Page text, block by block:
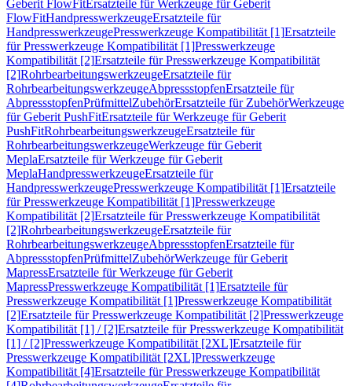
Geberit FlowFitErsatzteile für Werkzeuge für Geberit
FlowFitHandpresswerkzeugeErsatzteile für
HandpresswerkzeugePresswerkzeuge Kompatibilität [1]Ersatzteile
für Presswerkzeuge Kompatibilität [1]Presswerkzeuge
Kompatibilität [2]Ersatzteile für Presswerkzeuge Kompatibilität
[2]RohrbearbeitungswerkzeugeErsatzteile für
RohrbearbeitungswerkzeugeAbpressstopfenErsatzteile für
AbpressstopfenPrüfmittelZubehörErsatzteile für ZubehörWerkzeuge
für Geberit PushFitErsatzteile für Werkzeuge für Geberit
PushFitRohrbearbeitungswerkzeugeErsatzteile für
RohrbearbeitungswerkzeugeWerkzeuge für Geberit
MeplaErsatzteile für Werkzeuge für Geberit
MeplaHandpresswerkzeugeErsatzteile für
HandpresswerkzeugePresswerkzeuge Kompatibilität [1]Ersatzteile
für Presswerkzeuge Kompatibilität [1]Presswerkzeuge
Kompatibilität [2]Ersatzteile für Presswerkzeuge Kompatibilität
[2]RohrbearbeitungswerkzeugeErsatzteile für
RohrbearbeitungswerkzeugeAbpressstopfenErsatzteile für
AbpressstopfenPrüfmittelZubehörWerkzeuge für Geberit
MapressErsatzteile für Werkzeuge für Geberit
MapressPresswerkzeuge Kompatibilität [1]Ersatzteile für
Presswerkzeuge Kompatibilität [1]Presswerkzeuge Kompatibilität
[2]Ersatzteile für Presswerkzeuge Kompatibilität [2]Presswerkzeuge
Kompatibilität [1] / [2]Ersatzteile für Presswerkzeuge Kompatibilität
[1] / [2]Presswerkzeuge Kompatibilität [2XL]Ersatzteile für
Presswerkzeuge Kompatibilität [2XL]Presswerkzeuge
Kompatibilität [4]Ersatzteile für Presswerkzeuge Kompatibilität